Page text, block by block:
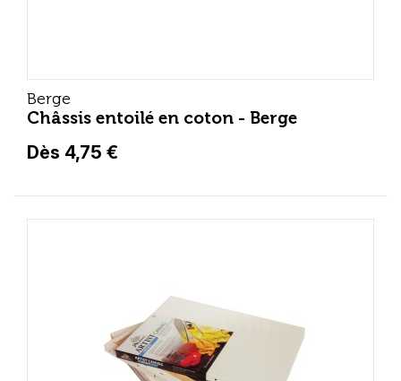
Berge
Châssis entoilé en coton - Berge
Dès 4,75 €